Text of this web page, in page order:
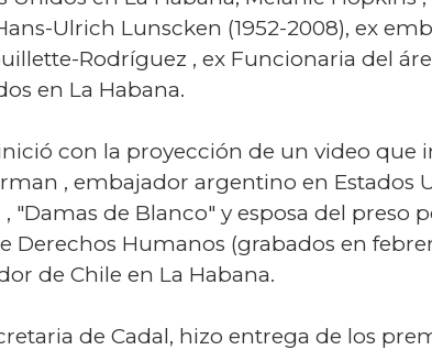
Ulrich Lunscken (1952-2008), ex
Rodríguez , ex Funcionaria del
en La Habana.
con la proyección de un video que
, embajador argentino en Estados
de Blanco" y esposa del preso
Derechos Humanos (grabados en
de Chile en La Habana.
de Cadal, hizo entrega de los